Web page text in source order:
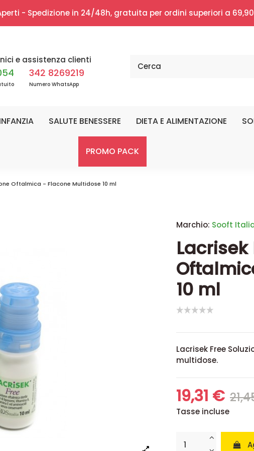
- Spedizione in 24/48h, gratuita per ordini superiori a
e assistenza clienti
342 8269219
Numero WhatsApp
SALUTE BENESSERE DIETA E ALIMENTAZIONE
PROMO PACK
Oftalmica - Flacone Multidose 10 ml
Marchio: Sooft
Lacrisek
10 ml
Lacrisek Free
multidose.
19,31 €
Tasse incluse